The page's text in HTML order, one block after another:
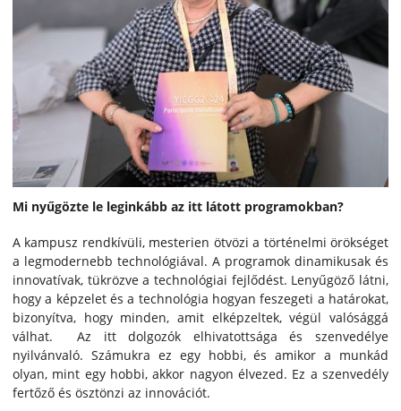
Mi nyűgözte le leginkább az itt látott programokban?
A kampusz rendkívüli, mesterien ötvözi a történelmi örökséget
a legmodernebb technológiával. A programok dinamikusak és
innovatívak, tükrözve a technológiai fejlődést. Lenyűgöző látni,
hogy a képzelet és a technológia hogyan feszegeti a határokat,
bizonyítva, hogy minden, amit elképzeltek, végül valósággá
válhat. Az itt dolgozók elhivatottsága és szenvedélye
nyilvánvaló. Számukra ez egy hobbi, és amikor a munkád
olyan, mint egy hobbi, akkor nagyon élvezed. Ez a szenvedély
fertőző és ösztönzi az innovációt.